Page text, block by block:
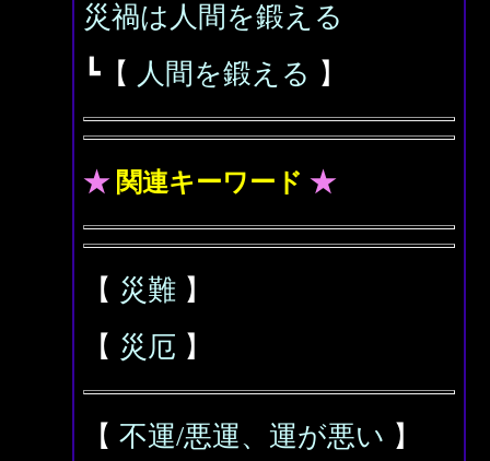
災禍は人間を鍛える
┗【 人間を鍛える 】
★ 関連キーワード ★
【 災難 】
【 災厄 】
【 不運/悪運、運が悪い 】